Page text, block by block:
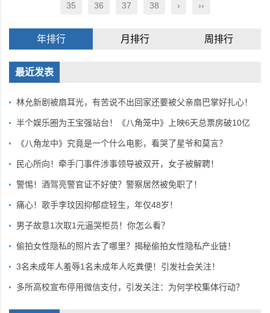
35 36 37 38 › ››
年排行 月排行 周排行
最近发表
林允新剧被扇耳光，有苦说不出回家还要被父亲扇巴掌好扎心！
半个娱乐圈为王宝强站台！《八角笼中》上映6天总票房破10亿
《八角龙中》究竟是一个什么电影，看哭了星爷和莫言？
民心所向！牵手门事件涉事领导被双开，女子被解聘！
警惕！酒驾亮警官证不好使？警察居然被免职了！
痛心！歌手李玟因抑郁症轻生，年仅48岁！
男子故意1次取1元逼哭柜员！你怎么看？
偷拍女性隐私的照片去了哪里？揭秘偷拍女性隐私产业链！
3名未成年人羞辱1名未成年人吃粪便！引发社会关注！
多所高校宣布停用微信支付，引发关注：为何学校集体行动？